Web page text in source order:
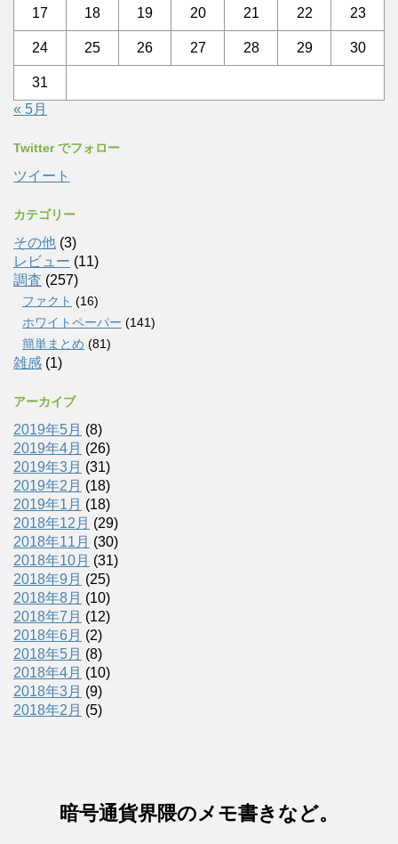
17 18 19 20 21 22 23
24 25 26 27 28 29 30
31
« 5月
Twitter でフォロー
ツイート
カテゴリー
その他 (3)
レビュー (11)
調査 (257)
ファクト (16)
ホワイトペーパー (141)
簡単まとめ (81)
雑感 (1)
アーカイブ
2019年5月 (8)
2019年4月 (26)
2019年3月 (31)
2019年2月 (18)
2019年1月 (18)
2018年12月 (29)
2018年11月 (30)
2018年10月 (31)
2018年9月 (25)
2018年8月 (10)
2018年7月 (12)
2018年6月 (2)
2018年5月 (8)
2018年4月 (10)
2018年3月 (9)
2018年2月 (5)
暗号通貨界隈のメモ書きなど。